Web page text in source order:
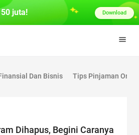
Dan Bisnis Tips Pinjaman
Dihapus, Begini Caranya
juta! Download